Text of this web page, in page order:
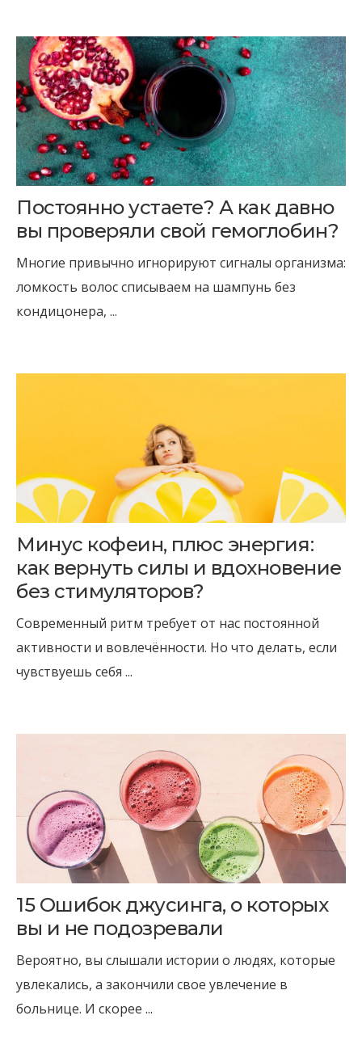
Постоянно устаете? А как давно
вы проверяли свой гемоглобин?
Многие привычно игнорируют сигналы организма:
ломкость волос списываем на шампунь без
кондицонера, ...
Минус кофеин, плюс энергия:
как вернуть силы и вдохновение
без стимуляторов?
Современный ритм требует от нас постоянной
активности и вовлечённости. Но что делать, если
чувствуешь себя ...
15 Ошибок джусинга, о которых
вы и не подозревали
Вероятно, вы слышали истории о людях, которые
увлекались, а закончили свое увлечение в
больнице. И скорее ...